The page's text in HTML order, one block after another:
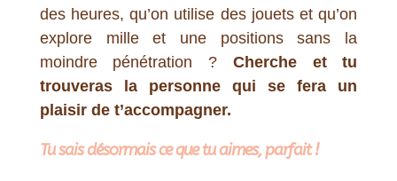
des heures, qu’on utilise des jouets et qu’on
explore mille et une positions sans la
moindre pénétration ? Cherche et tu
trouveras la personne qui se fera un
plaisir de t’accompagner.
Tu sais désormais ce que tu aimes, parfait !